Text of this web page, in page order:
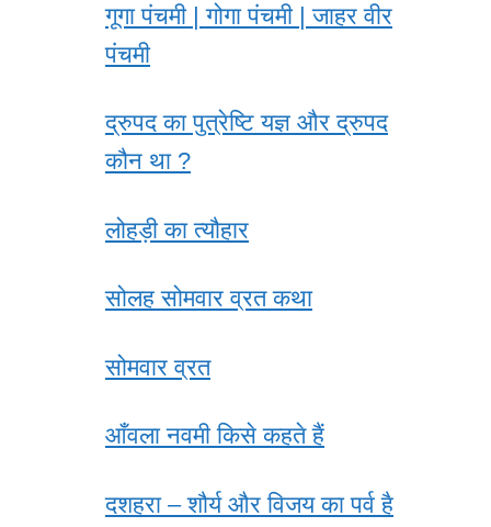
गूगा पंचमी | गोगा पंचमी | जाहर वीर
पंचमी
द्रुपद का पुत्रेष्टि यज्ञ और द्रुपद
कौन था ?
लोहड़ी का त्यौहार
सोलह सोमवार व्रत कथा
सोमवार व्रत
आँवला नवमी किसे कहते हैं
दशहरा – शौर्य और विजय का पर्व है